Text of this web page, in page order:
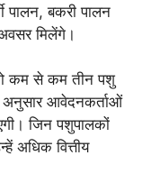
पालन, बकरी पालन
मिलेंगे।
कम से कम तीन पशु
आवेदनकर्ताओं
जिन पशुपालकों
अधिक वित्तीय